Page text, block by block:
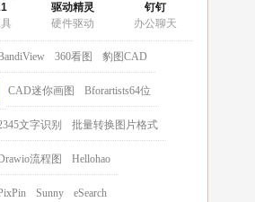
驱动精灵
硬件驱动
钉钉
办公聊天
360看图 豹图CAD
CAD迷你画图 Bforartists64位
文字识别 批量转换图片格式
流程图 Hellohao
Sunny eSearch